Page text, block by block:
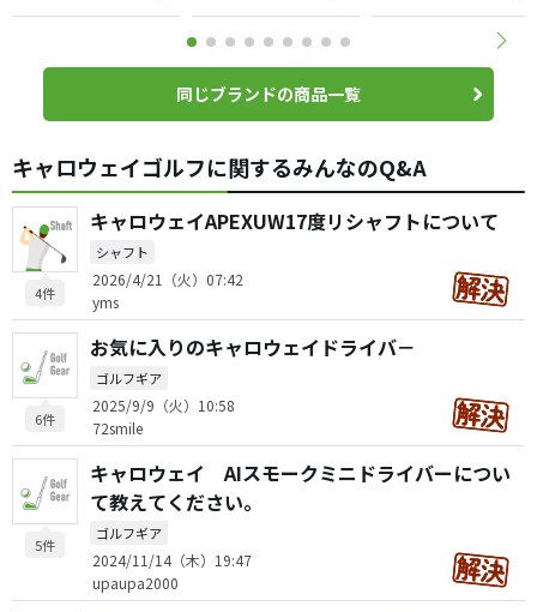
同じブランドの商品一覧
キャロウェイゴルフに関するみんなのQ&A
4件
キャロウェイAPEXUW17度リシャフトについて
シャフト
2026/4/21（火）07:42
yms
6件
お気に入りのキャロウェイドライバ－
ゴルフギア
2025/9/9（火）10:58
72smile
5件
キャロウェイ AIスモークミニドライバーについ
て教えてください。
ゴルフギア
2024/11/14（木）19:47
upaupa2000